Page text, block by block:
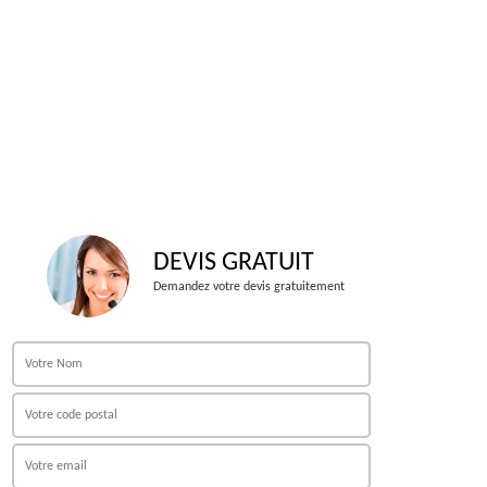
DEVIS GRATUIT
Demandez votre devis gratuitement